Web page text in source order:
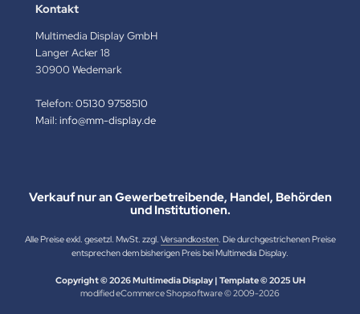
Kontakt
Multimedia Display GmbH
Langer Acker 18
30900 Wedemark
Telefon:05130 9758510
Mail:info@mm-display.de
Verkauf nur an Gewerbetreibende, Handel, Behörden
und Institutionen.
Alle Preise exkl. gesetzl. MwSt. zzgl. Versandkosten. Die durchgestrichenen Preise
entsprechen dem bisherigen Preis bei Multimedia Display.
Copyright © 2026 Multimedia Display | Template © 2025 UH
modified eCommerce Shopsoftware © 2009-2026